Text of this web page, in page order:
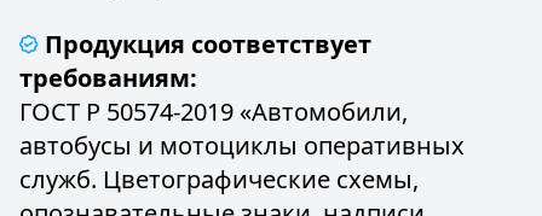
Продукция соответствует
требованиям:
ГОСТ Р 50574-2019 «Автомобили,
автобусы и мотоциклы оперативных
служб. Цветографические схемы,